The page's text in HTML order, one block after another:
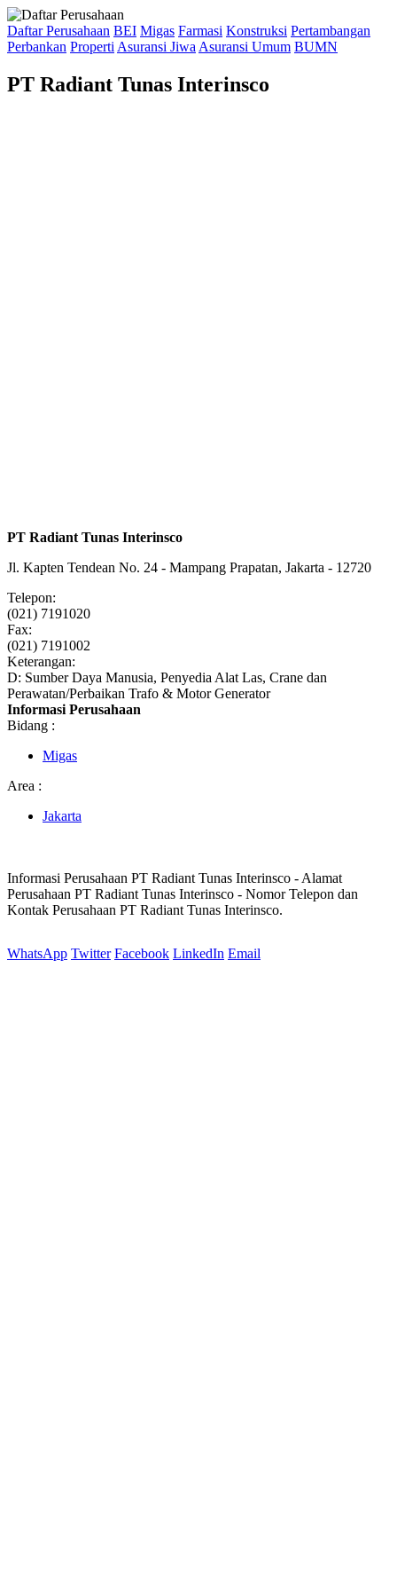
Daftar Perusahaan BEI Migas Farmasi Konstruksi Pertambangan
Perbankan Properti Asuransi Jiwa Asuransi Umum BUMN
PT Radiant Tunas Interinsco
PT Radiant Tunas Interinsco
Jl. Kapten Tendean No. 24 - Mampang Prapatan, Jakarta - 12720
Telepon:
(021) 7191020
Fax:
(021) 7191002
Keterangan:
D: Sumber Daya Manusia, Penyedia Alat Las, Crane dan
Perawatan/Perbaikan Trafo & Motor Generator
Informasi Perusahaan
Bidang :
Migas
Area :
Jakarta
Informasi Perusahaan PT Radiant Tunas Interinsco - Alamat
Perusahaan PT Radiant Tunas Interinsco - Nomor Telepon dan
Kontak Perusahaan PT Radiant Tunas Interinsco.
WhatsApp Twitter Facebook LinkedIn Email